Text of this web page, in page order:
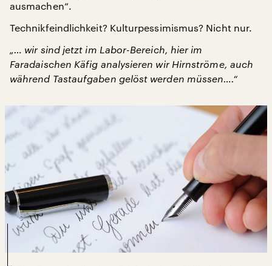
ausmachen“.
Technikfeindlichkeit? Kulturpessimismus? Nicht nur.
„… wir sind jetzt im Labor-Bereich, hier im
Faradaischen Käfig analysieren wir Hirnströme, auch
während Tastaufgaben gelöst werden müssen….“